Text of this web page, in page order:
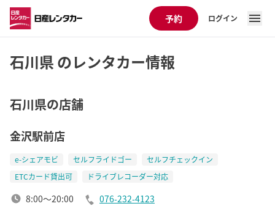
予約 ログイン
石川県 のレンタカー情報
石川県の店舗
金沢駅前店
e-シェアモビ セルフライドゴー
セルフチェックイン
ETCカード貸出可
ドライブレコーダー対応
8:00～20:00
076-232-4123